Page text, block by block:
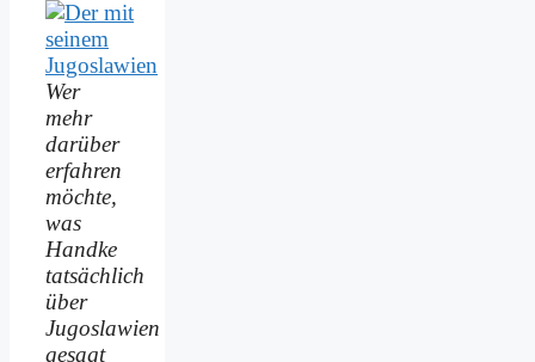
Wer
mehr
darüber
erfahren
möchte,
was
Handke
tatsächlich
über
Jugoslawien
gesagt